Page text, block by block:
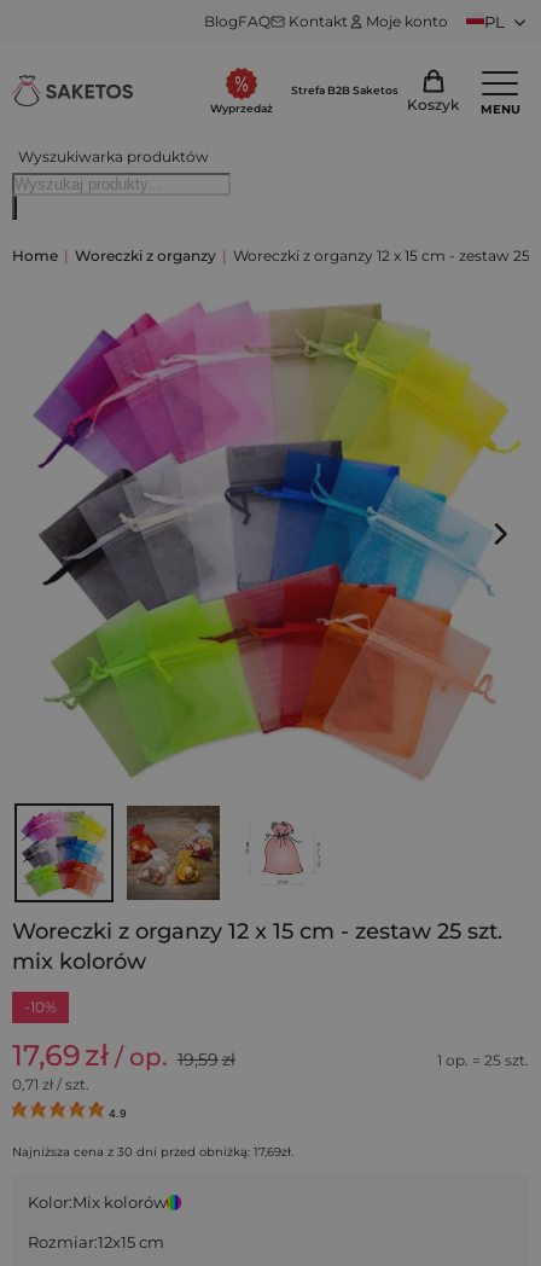
BlogFAQ Kontakt Moje konto PL
Wyszukiwarka produktów
Wyprzedaż
Strefa B2B Saketos
Koszyk MENU
Home | Woreczki z organzy | Woreczki z organzy 12 x 15 cm - zestaw
Woreczki z organzy 12 x 15 cm - zestaw 25 szt.
mix kolorów
-10%
17,69zł / op. 19,59zł
1 op. = 25 szt.
0,71 zł / szt.
4.9
Najniższa cena z 30 dni przed obniżką: 17,69zł.
Kolor:Mix kolorów
Rozmiar:12x15 cm